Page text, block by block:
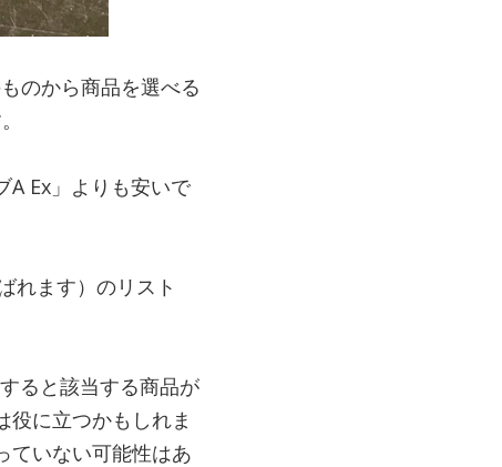
のから商品を選べる
A Ex」よりも安いで
れます）のリスト
ると該当する商品が
役に立つかもしれま
ていない可能性はあ